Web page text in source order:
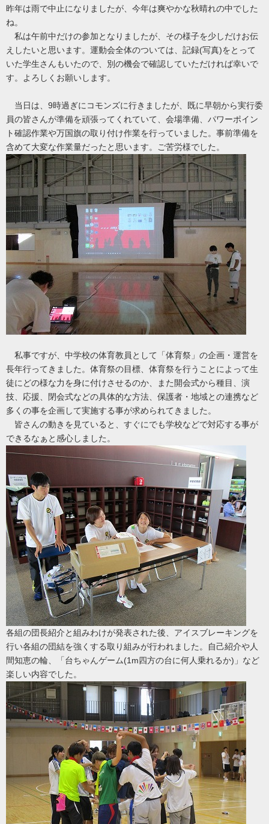
昨年は雨で中止になりましたが、今年は爽やかな秋晴れの中でした
ね。
私は午前中だけの参加となりましたが、その様子を少しだけお伝
えしたいと思います。運動会全体のついては、記録(写真)をとって
いた学生さんもいたので、別の機会で確認していただければ幸いで
す。よろしくお願いします。
当日は、9時過ぎにコモンズに行きましたが、既に早朝から実行委
員の皆さんが準備を頑張ってくれていて、会場準備、パワーポイン
ト確認作業や万国旗の取り付け作業を行っていました。事前準備を
含めて大変な作業量だったと思います。ご苦労様でした。
私事ですが、中学校の体育教員として「体育祭」の企画・運営を
長年行ってきました。体育祭の目標、体育祭を行うことによって生
徒にどの様な力を身に付けさせるのか、また開会式から種目、演
技、応援、閉会式などの具体的な方法、保護者・地域との連携など
多くの事を企画して実施する事が求められてきました。
皆さんの動きを見ていると、すぐにでも学校などで対応する事が
できるなぁと感心しました。
各組の団長紹介と組みわけが発表された後、アイスブレーキングを
行い各組の団結を強くする取り組みが行われました。自己紹介や人
間知恵の輪、「台ちゃんゲーム(1m四方の台に何人乗れるか)」など
楽しい内容でした。